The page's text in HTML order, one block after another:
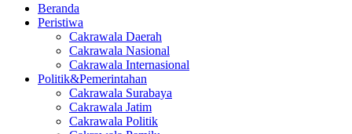
Beranda
Peristiwa
Cakrawala Daerah
Cakrawala Nasional
Cakrawala Internasional
Politik&Pemerintahan
Cakrawala Surabaya
Cakrawala Jatim
Cakrawala Politik